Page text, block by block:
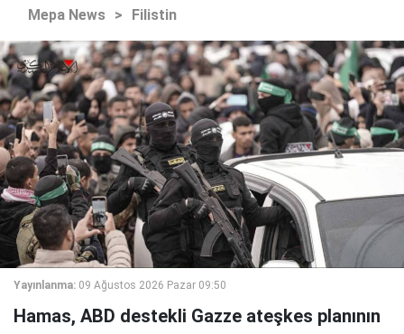
Mepa News > Filistin
Yayınlanma: 09 Ağustos 2026 Pazar 09:50
Hamas, ABD destekli Gazze ateşkes planının